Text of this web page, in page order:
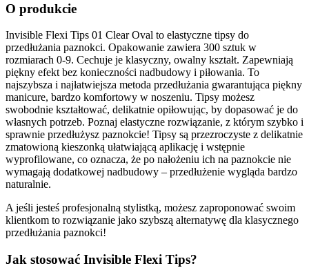
O produkcie
Invisible Flexi Tips 01 Clear Oval to elastyczne tipsy do
przedłużania paznokci. Opakowanie zawiera 300 sztuk w
rozmiarach 0-9. Cechuje je klasyczny, owalny kształt. Zapewniają
piękny efekt bez konieczności nadbudowy i piłowania. To
najszybsza i najłatwiejsza metoda przedłużania gwarantująca piękny
manicure, bardzo komfortowy w noszeniu. Tipsy możesz
swobodnie kształtować, delikatnie opiłowując, by dopasować je do
własnych potrzeb. Poznaj elastyczne rozwiązanie, z którym szybko i
sprawnie przedłużysz paznokcie! Tipsy są przezroczyste z delikatnie
zmatowioną kieszonką ułatwiającą aplikację i wstępnie
wyprofilowane, co oznacza, że po nałożeniu ich na paznokcie nie
wymagają dodatkowej nadbudowy – przedłużenie wygląda bardzo
naturalnie.
A jeśli jesteś profesjonalną stylistką, możesz zaproponować swoim
klientkom to rozwiązanie jako szybszą alternatywę dla klasycznego
przedłużania paznokci!
Jak stosować Invisible Flexi Tips?